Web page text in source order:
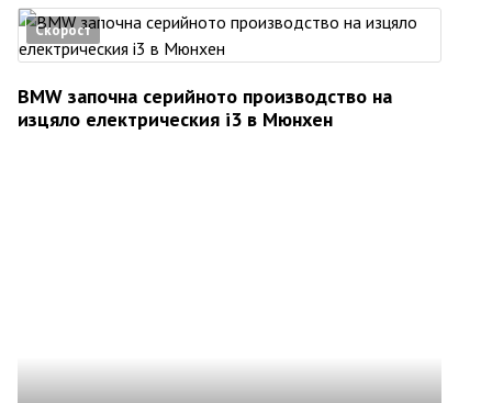
Скорост
BMW започна серийното производство на
изцяло електрическия i3 в Мюнхен